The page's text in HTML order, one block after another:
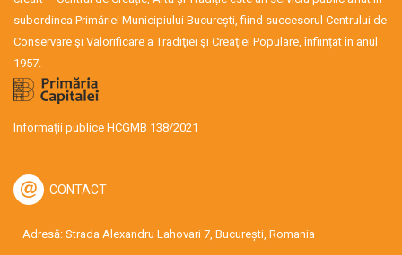
subordinea Primăriei Municipiului București, fiind succesorul Centrului de
Conservare şi Valorificare a Tradiţiei şi Creaţiei Populare, înființat în anul
1957.
Informații publice HCGMB 138/2021
CONTACT
Adresă: Strada Alexandru Lahovari 7, București, Romania